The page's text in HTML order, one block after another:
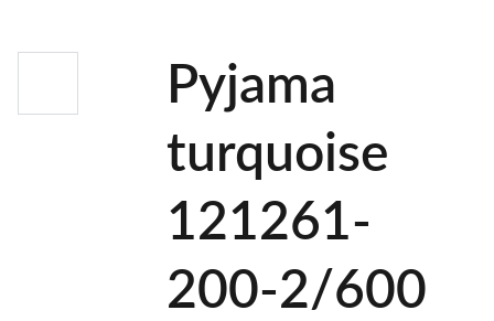
Pyjama
turquoise
121261-
200-2/600